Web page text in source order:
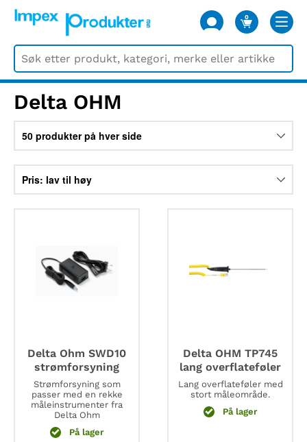
0
VARER
Delta OHM
Delta Ohm SWD10
strømforsyning
Strømforsyning som
passer med en rekke
måleinstrumenter fra
Delta Ohm
På lager
Delta OHM TP745
lang overflateføler
Lang overflateføler med
stort måleområde.
På lager